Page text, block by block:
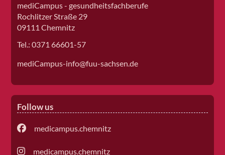
mediCampus - gesundheitsfachberufe
Rochlitzer Straße 29
09111 Chemnitz
Tel.: 0371 66601-57
mediCampus-info@fuu-sachsen.de
Follow us
medicampus.chemnitz
medicampus.chemnitz